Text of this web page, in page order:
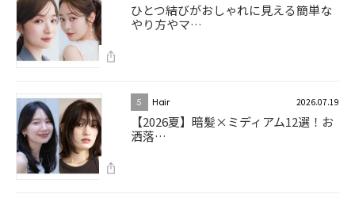
ひとつ結びがおしゃれに見える簡単な
やり方やマ…
5 Hair 2026.07.19
【2026夏】暗髪×ミディアム12選！お
洒落…